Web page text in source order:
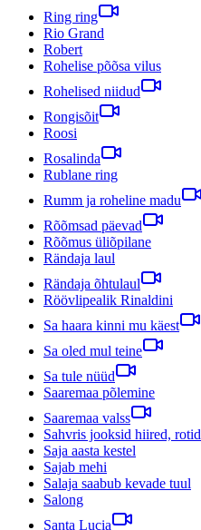
Ring ring
Rio Grand
Robert
Rohelise põõsa vilus
Rohelised niidud
Rongisõit
Roosi
Rosalinda
Rublane ring
Rumm ja roheline madu
Rõõmsad päevad
Rõõmus üliõpilane
Rändaja laul
Rändaja õhtulaul
Röövlipealik Rinaldini
Sa haara kinni mu käest
Sa oled mul teine
Sa tule nüüd
Saaremaa põlemine
Saaremaa valss
Sahvris jooksid hiired, rotid
Saja aasta kestel
Sajab mehi
Salaja saabub kevade tuul
Salong
Santa Lucia